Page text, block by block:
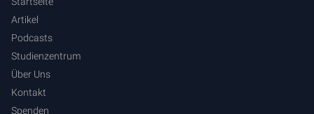
Artikel
Podcasts
Studienzentrum
Über Uns
Kontakt
Spenden